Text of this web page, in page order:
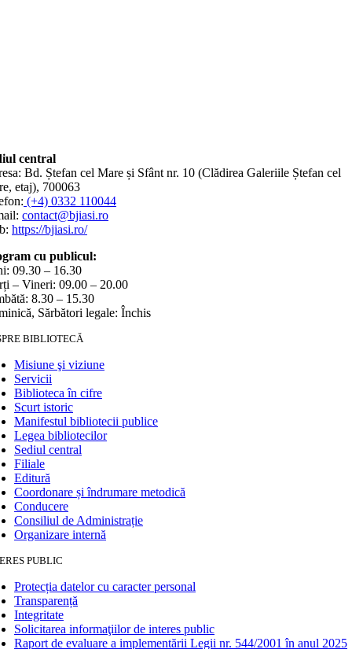
central
Bd. Ștefan cel Mare și Sfânt nr. 10 (Clădirea Galeriile Ștefan cel
etaj), 700063
(+4) 0332 110044
contact@bjiasi.ro
https://bjiasi.ro/
cu publicul:
09.30 – 16.30
– Vineri: 09.00 – 20.00
8.30 – 15.30
Sărbători legale: Închis
BIBLIOTECĂ
Misiune şi viziune
Servicii
Biblioteca în cifre
Scurt istoric
Manifestul bibliotecii publice
Legea bibliotecilor
Sediul central
Filiale
Editură
Coordonare și îndrumare metodică
Conducere
Consiliul de Administrație
Organizare internă
PUBLIC
Protecția datelor cu caracter personal
Transparență
Integritate
Solicitarea informaţiilor de interes public
Raport de evaluare a implementării Legii nr. 544/2001 în anul 2025